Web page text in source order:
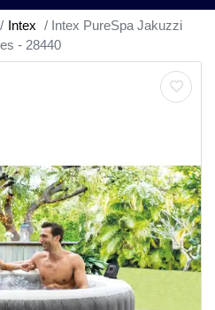
Intex
Intex PureSpa Jakuzzi
- 28440